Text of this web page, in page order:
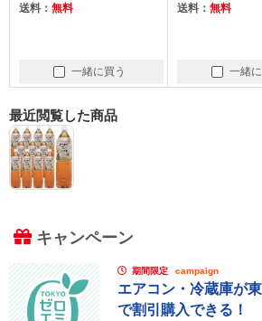
送料： 無料
一緒に買う
送料： 無料
一緒
最近閲覧した商品
キャンペーン
期間限定 campaign
エアコン・冷蔵庫が
で割引購入できる！